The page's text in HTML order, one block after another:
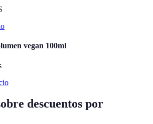
vegan 100ml
descuentos por